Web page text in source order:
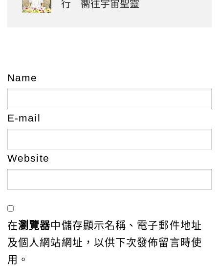
行 嚮往宇宙聖靈
Name
E-mail
Website
在瀏覽器中儲存顯示名稱、電子郵件地址
及個人網站網址，以供下次發佈留言時使
用。